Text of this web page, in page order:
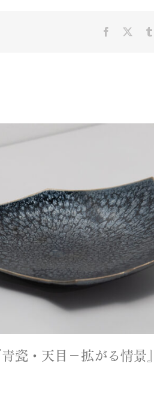
Facebook
青瓷・天目－拡がる情